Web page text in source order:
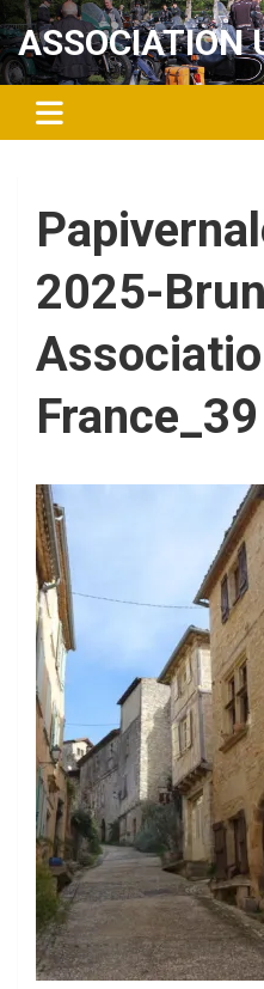
Aller
au
contenu
ASSOCIATION
2025-
France_39